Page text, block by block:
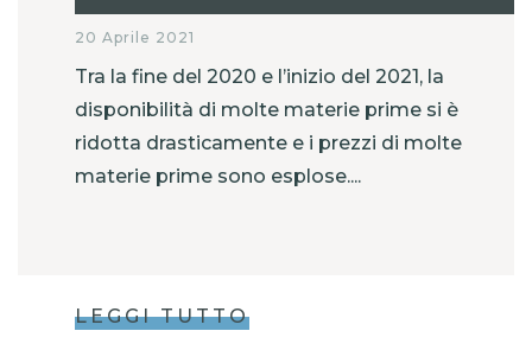
20 Aprile 2021
Tra la fine del 2020 e l’inizio del 2021, la
disponibilità di molte materie prime si è
ridotta drasticamente e i prezzi di molte
materie prime sono esplose....
LEGGI TUTTO